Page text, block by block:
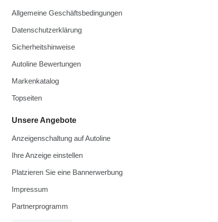
Allgemeine Geschäftsbedingungen
Datenschutzerklärung
Sicherheitshinweise
Autoline Bewertungen
Markenkatalog
Topseiten
Unsere Angebote
Anzeigenschaltung auf Autoline
Ihre Anzeige einstellen
Platzieren Sie eine Bannerwerbung
Impressum
Partnerprogramm